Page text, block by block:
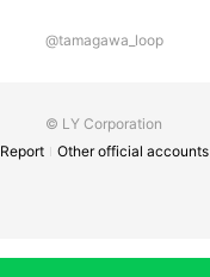
@tamagawa_loop
© LY Corporation
Report
Other official accounts